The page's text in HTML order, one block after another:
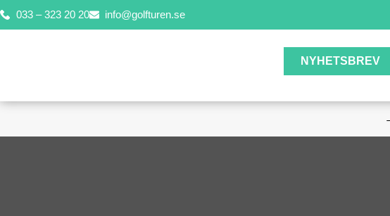
033 – 323 20 20 info@golfturen.se
NYHETSBREV